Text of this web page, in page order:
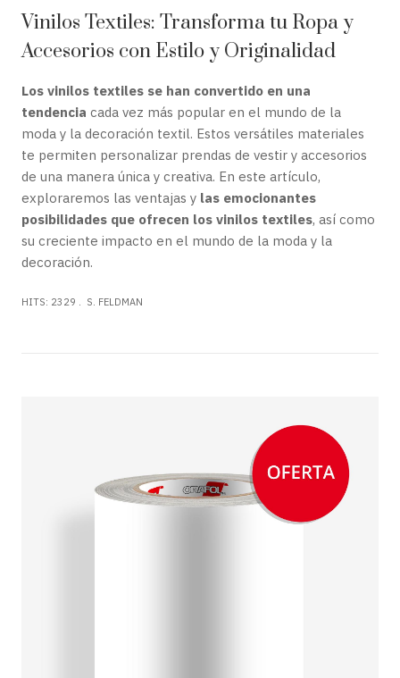
Vinilos Textiles: Transforma tu Ropa y
Accesorios con Estilo y Originalidad
Los vinilos textiles se han convertido en una
tendencia cada vez más popular en el mundo de la
moda y la decoración textil. Estos versátiles materiales
te permiten personalizar prendas de vestir y accesorios
de una manera única y creativa. En este artículo,
exploraremos las ventajas y las emocionantes
posibilidades que ofrecen los vinilos textiles, así como
su creciente impacto en el mundo de la moda y la
decoración.
HITS: 2329 S. FELDMAN